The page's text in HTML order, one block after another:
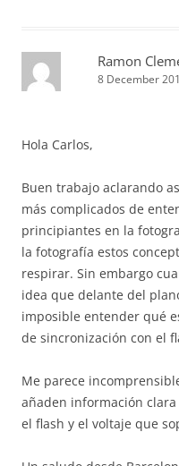
Ramon
8 December
Hola Carlos,
Buen trabajo aclarando
más complicados de
principiantes en la
la fotografía estos
respirar. Sin embargo
idea que delante del
imposible entender qué
de sincronización con el
Me parece
añaden información
el flash y el voltaje que